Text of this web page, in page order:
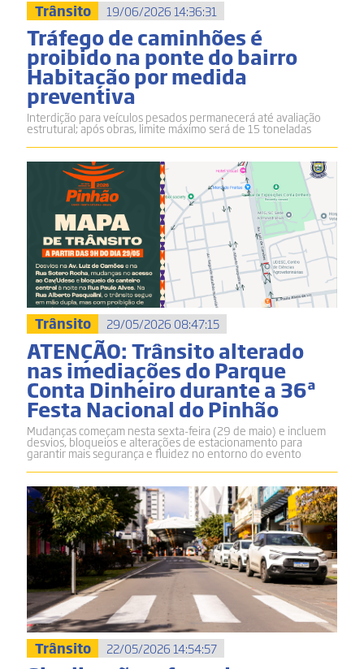
Trânsito 19/06/2026 14:36:31
Tráfego de caminhões é
proibido na ponte do bairro
Habitação por medida
preventiva
Interdição para veículos pesados permanecerá até avaliação
estrutural; após obras, limite máximo será de 15 toneladas
Trânsito 29/05/2026 08:47:15
ATENÇÃO: Trânsito alterado
nas imediações do Parque
Conta Dinheiro durante a 36ª
Festa Nacional do Pinhão
Mudanças começam nesta sexta-feira (29 de maio) e incluem
desvios, bloqueios e alterações de estacionamento para
garantir mais segurança e fluidez no entorno do evento
Trânsito 22/05/2026 14:54:57